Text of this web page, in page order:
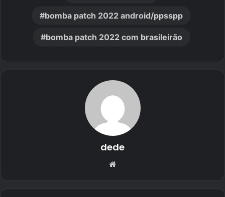
bomba patch 2022 android/ppsspp
bomba patch 2022 com brasileirão
dede
Website